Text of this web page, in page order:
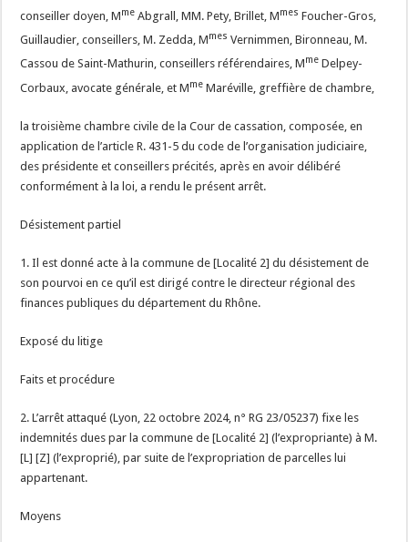
conseiller doyen, Mme Abgrall, MM. Pety, Brillet, Mmes Foucher-Gros,
Guillaudier, conseillers, M. Zedda, Mmes Vernimmen, Bironneau, M.
Cassou de Saint-Mathurin, conseillers référendaires, Mme Delpey-
Corbaux, avocate générale, et Mme Maréville, greffière de chambre,
la troisième chambre civile de la Cour de cassation, composée, en
application de l’article R. 431-5 du code de l’organisation judiciaire,
des présidente et conseillers précités, après en avoir délibéré
conformément à la loi, a rendu le présent arrêt.
Désistement partiel
1. Il est donné acte à la commune de [Localité 2] du désistement de
son pourvoi en ce qu’il est dirigé contre le directeur régional des
finances publiques du département du Rhône.
Exposé du litige
Faits et procédure
2. L’arrêt attaqué (Lyon, 22 octobre 2024, n° RG 23/05237) fixe les
indemnités dues par la commune de [Localité 2] (l’expropriante) à M.
[L] [Z] (l’exproprié), par suite de l’expropriation de parcelles lui
appartenant.
Moyens